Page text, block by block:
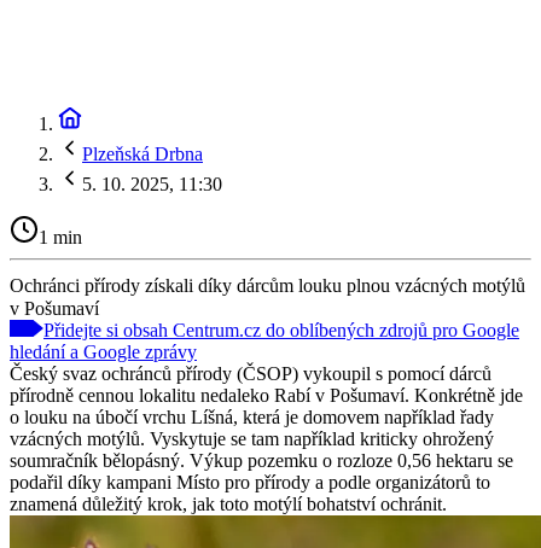
Plzeňská Drbna
5. 10. 2025, 11:30
1 min
Ochránci přírody získali díky dárcům louku plnou vzácných motýlů
v Pošumaví
Přidejte si obsah Centrum.cz do oblíbených zdrojů pro Google
hledání a Google zprávy
Český svaz ochránců přírody (ČSOP) vykoupil s pomocí dárců
přírodně cennou lokalitu nedaleko Rabí v Pošumaví. Konkrétně jde
o louku na úbočí vrchu Líšná, která je domovem například řady
vzácných motýlů. Vyskytuje se tam například kriticky ohrožený
soumračník bělopásný. Výkup pozemku o rozloze 0,56 hektaru se
podařil díky kampani Místo pro přírody a podle organizátorů to
znamená důležitý krok, jak toto motýlí bohatství ochránit.